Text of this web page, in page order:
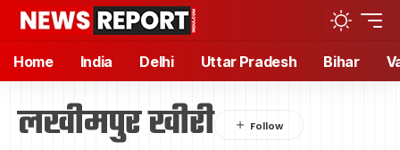
Home India Delhi Uttar Pradesh Bihar
लखीमपुर खीरी